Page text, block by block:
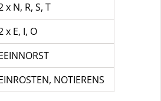
x N, R, S, T
x E, I, O
, NOTIERENS